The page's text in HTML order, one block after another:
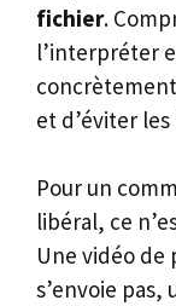
fichier.
l’interpréter
et d’éviter
Pour un
libéral, ce
Une vidéo
s’envoie pas,